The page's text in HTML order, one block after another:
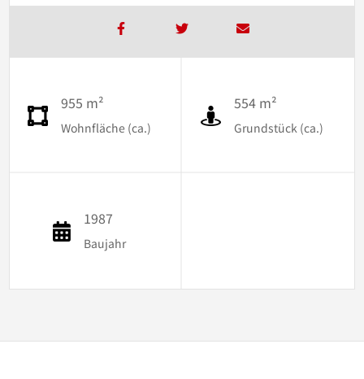
955 m²
Wohnfläche (ca.)
554 m²
Grundstück (ca.)
1987
Baujahr